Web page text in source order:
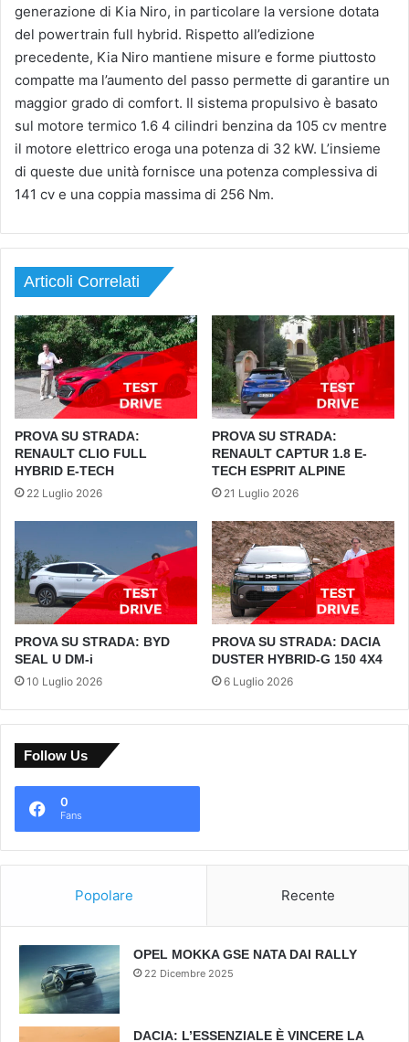
generazione di Kia Niro, in particolare la versione dotata
del powertrain full hybrid. Rispetto all’edizione
precedente, Kia Niro mantiene misure e forme piuttosto
compatte ma l’aumento del passo permette di garantire un
maggior grado di comfort. Il sistema propulsivo è basato
sul motore termico 1.6 4 cilindri benzina da 105 cv mentre
il motore elettrico eroga una potenza di 32 kW. L’insieme
di queste due unità fornisce una potenza complessiva di
141 cv e una coppia massima di 256 Nm.
Articoli Correlati
PROVA SU STRADA:
RENAULT CLIO FULL
HYBRID E-TECH
22 Luglio 2026
PROVA SU STRADA:
RENAULT CAPTUR 1.8 E-
TECH ESPRIT ALPINE
21 Luglio 2026
PROVA SU STRADA: BYD
SEAL U DM-i
10 Luglio 2026
PROVA SU STRADA: DACIA
DUSTER HYBRID-G 150 4X4
6 Luglio 2026
Follow Us
0
Fans
Popolare Recente
OPEL MOKKA GSE NATA DAI RALLY
22 Dicembre 2025
DACIA: L’ESSENZIALE È VINCERE LA